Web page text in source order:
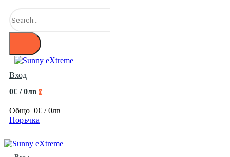
Вход
0€ / 0лв 0
Общо 0€ / 0лв
Поръчка